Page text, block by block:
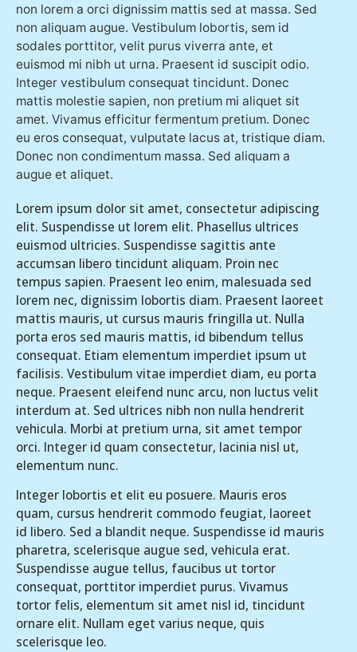
non lorem a orci dignissim mattis sed at massa. Sed
non aliquam augue. Vestibulum lobortis, sem id
sodales porttitor, velit purus viverra ante, et
euismod mi nibh ut urna. Praesent id suscipit odio.
Integer vestibulum consequat tincidunt. Donec
mattis molestie sapien, non pretium mi aliquet sit
amet. Vivamus efficitur fermentum pretium. Donec
eu eros consequat, vulputate lacus at, tristique diam.
Donec non condimentum massa. Sed aliquam a
augue et aliquet.
Lorem ipsum dolor sit amet, consectetur adipiscing
elit. Suspendisse ut lorem elit. Phasellus ultrices
euismod ultricies. Suspendisse sagittis ante
accumsan libero tincidunt aliquam. Proin nec
tempus sapien. Praesent leo enim, malesuada sed
lorem nec, dignissim lobortis diam. Praesent laoreet
mattis mauris, ut cursus mauris fringilla ut. Nulla
porta eros sed mauris mattis, id bibendum tellus
consequat. Etiam elementum imperdiet ipsum ut
facilisis. Vestibulum vitae imperdiet diam, eu porta
neque. Praesent eleifend nunc arcu, non luctus velit
interdum at. Sed ultrices nibh non nulla hendrerit
vehicula. Morbi at pretium urna, sit amet tempor
orci. Integer id quam consectetur, lacinia nisl ut,
elementum nunc.
Integer lobortis et elit eu posuere. Mauris eros
quam, cursus hendrerit commodo feugiat, laoreet
id libero. Sed a blandit neque. Suspendisse id mauris
pharetra, scelerisque augue sed, vehicula erat.
Suspendisse augue tellus, faucibus ut tortor
consequat, porttitor imperdiet purus. Vivamus
tortor felis, elementum sit amet nisl id, tincidunt
ornare elit. Nullam eget varius neque, quis
scelerisque leo.